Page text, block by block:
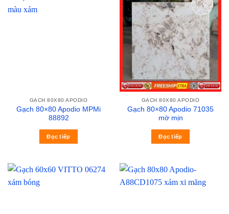
GẠCH 80X80 APODIO
Gạch 80×80 Apodio MPMi
88892
Đọc tiếp
GẠCH 80X80 APODIO
Gạch 80×80 Apodio 71035
mờ mịn
Đọc tiếp